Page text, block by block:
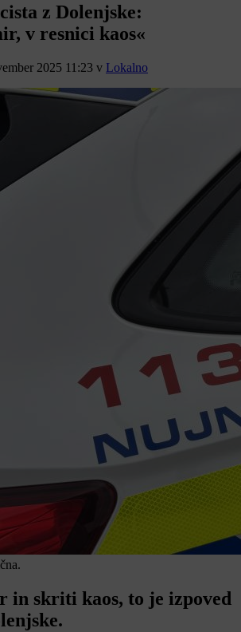
z Dolenjske:
v resnici kaos«
2025 11:23 v Lokalno
in skriti kaos, to je izpoved